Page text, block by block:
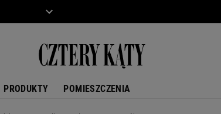
PRODUKTY POMIESZCZENIA